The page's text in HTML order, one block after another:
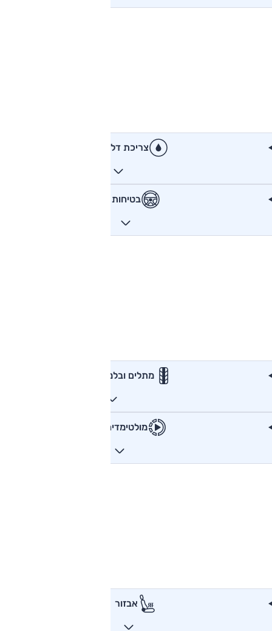
צריכת דלק
בטיחות
מתלים ובלמים
מולטימדיה
אבזור